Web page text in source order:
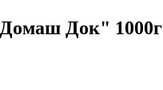
Док" 1000г